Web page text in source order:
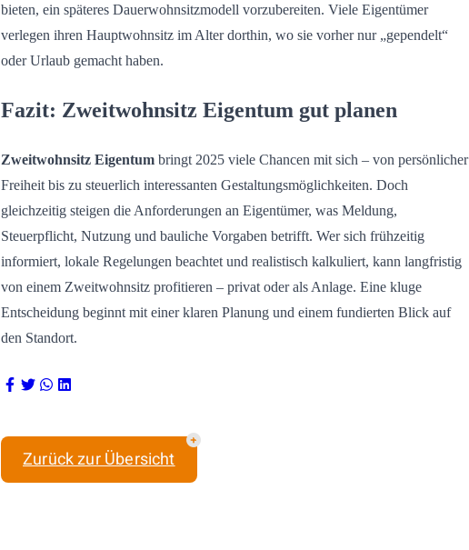
bieten, ein späteres Dauerwohnsitzmodell vorzubereiten. Viele Eigentümer
verlegen ihren Hauptwohnsitz im Alter dorthin, wo sie vorher nur „gependelt“
oder Urlaub gemacht haben.
Fazit: Zweitwohnsitz Eigentum gut planen
Zweitwohnsitz Eigentum bringt 2025 viele Chancen mit sich – von persönlicher
Freiheit bis zu steuerlich interessanten Gestaltungsmöglichkeiten. Doch
gleichzeitig steigen die Anforderungen an Eigentümer, was Meldung,
Steuerpflicht, Nutzung und bauliche Vorgaben betrifft. Wer sich frühzeitig
informiert, lokale Regelungen beachtet und realistisch kalkuliert, kann langfristig
von einem Zweitwohnsitz profitieren – privat oder als Anlage. Eine kluge
Entscheidung beginnt mit einer klaren Planung und einem fundierten Blick auf
den Standort.
Zurück zur Übersicht